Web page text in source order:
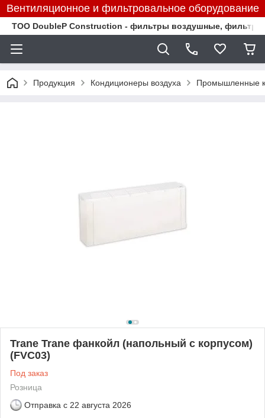
Вентиляционное и фильтровальное оборудование
TOO DoubleP Construction - фильтры воздушные,
Продукция Кондиционеры воздуха Промышленные
Trane Trane фанкойл (напольный с корпусом)
(FVC03)
Под заказ
Розница
Отправка с 22 августа 2026